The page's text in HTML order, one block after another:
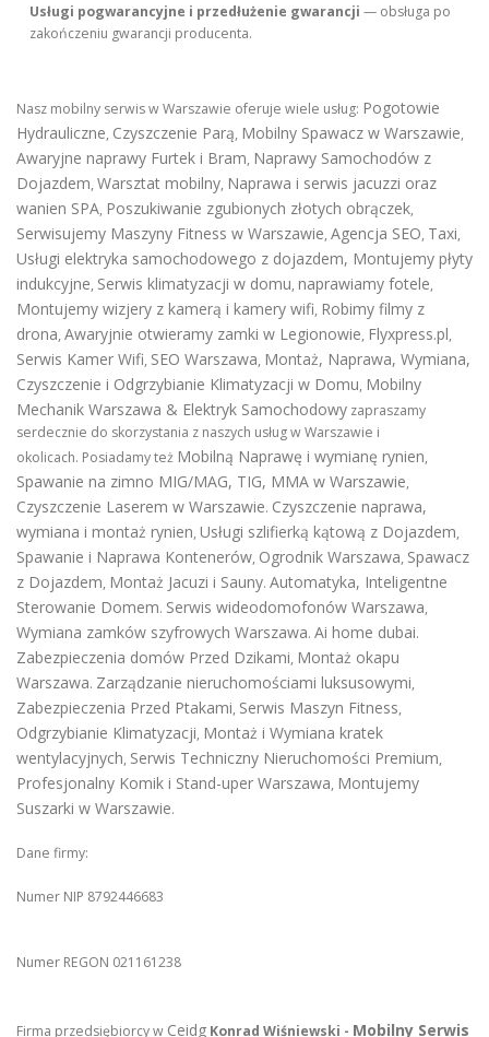
Usługi pogwarancyjne i przedłużenie gwarancji — obsługa po
zakończeniu gwarancji producenta.
Nasz mobilny serwis w Warszawie oferuje wiele usług: Pogotowie
Hydrauliczne, Czyszczenie Parą, Mobilny Spawacz w Warszawie,
Awaryjne naprawy Furtek i Bram, Naprawy Samochodów z
Dojazdem, Warsztat mobilny, Naprawa i serwis jacuzzi oraz
wanien SPA, Poszukiwanie zgubionych złotych obrączek,
Serwisujemy Maszyny Fitness w Warszawie, Agencja SEO, Taxi,
Usługi elektryka samochodowego z dojazdem, Montujemy płyty
indukcyjne, Serwis klimatyzacji w domu, naprawiamy fotele,
Montujemy wizjery z kamerą i kamery wifi, Robimy filmy z
drona, Awaryjnie otwieramy zamki w Legionowie, Flyxpress.pl,
Serwis Kamer Wifi, SEO Warszawa, Montaż, Naprawa, Wymiana,
Czyszczenie i Odgrzybianie Klimatyzacji w Domu, Mobilny
Mechanik Warszawa & Elektryk Samochodowy zapraszamy
serdecznie do skorzystania z naszych usług w Warszawie i
okolicach. Posiadamy też Mobilną Naprawę i wymianę rynien,
Spawanie na zimno MIG/MAG, TIG, MMA w Warszawie,
Czyszczenie Laserem w Warszawie. Czyszczenie naprawa,
wymiana i montaż rynien, Usługi szlifierką kątową z Dojazdem,
Spawanie i Naprawa Kontenerów, Ogrodnik Warszawa, Spawacz
z Dojazdem, Montaż Jacuzi i Sauny. Automatyka, Inteligentne
Sterowanie Domem. Serwis wideodomofonów Warszawa,
Wymiana zamków szyfrowych Warszawa. Ai home dubai.
Zabezpieczenia domów Przed Dzikami, Montaż okapu
Warszawa. Zarządzanie nieruchomościami luksusowymi,
Zabezpieczenia Przed Ptakami, Serwis Maszyn Fitness,
Odgrzybianie Klimatyzacji, Montaż i Wymiana kratek
wentylacyjnych, Serwis Techniczny Nieruchomości Premium,
Profesjonalny Komik i Stand-uper Warszawa, Montujemy
Suszarki w Warszawie.
Dane firmy:
Numer NIP 8792446683
Numer REGON 021161238
Firma przedsiębiorcy w Ceidg Konrad Wiśniewski - Mobilny Serwis